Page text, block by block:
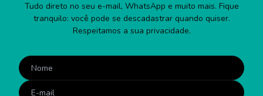
Tudo direto no seu e-mail, WhatsApp e muito mais. Fique
tranquilo: você pode se descadastrar quando quiser.
Respeitamos a sua privacidade.